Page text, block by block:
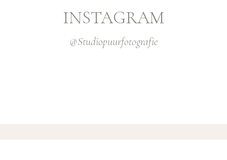
INSTAGRAM
@studiopuurfotografie